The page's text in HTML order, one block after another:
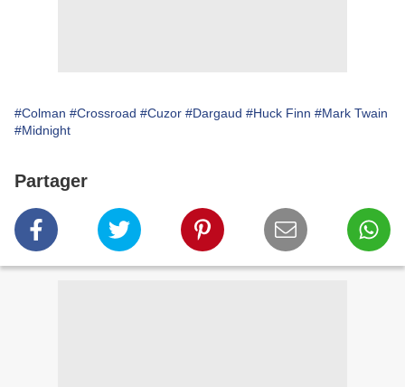
#Colman #Crossroad #Cuzor #Dargaud #Huck Finn #Mark Twain
#Midnight
Partager